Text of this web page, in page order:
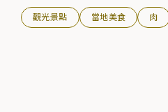
觀光景點 當地美食 肉